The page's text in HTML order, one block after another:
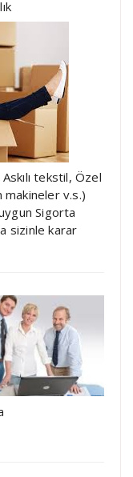
tekstil, Özel
v.s.)
Sigorta
sizinle karar